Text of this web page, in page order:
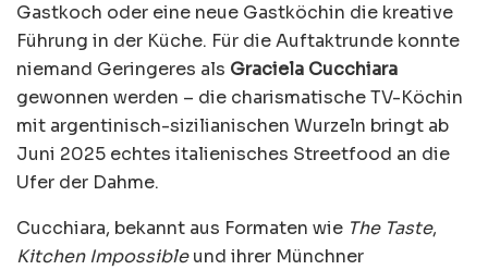
Gastkoch oder eine neue Gastköchin die kreative
Führung in der Küche. Für die Auftaktrunde konnte
niemand Geringeres als Graciela Cucchiara
gewonnen werden – die charismatische TV-Köchin
mit argentinisch-sizilianischen Wurzeln bringt ab
Juni 2025 echtes italienisches Streetfood an die
Ufer der Dahme.
Cucchiara, bekannt aus Formaten wie The Taste,
Kitchen Impossibleund ihrer Münchner